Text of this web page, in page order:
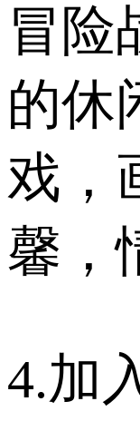
冒险
的休
戏，
馨，
4.加